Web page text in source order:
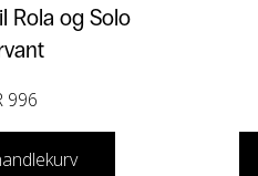
Rola og Solo
996